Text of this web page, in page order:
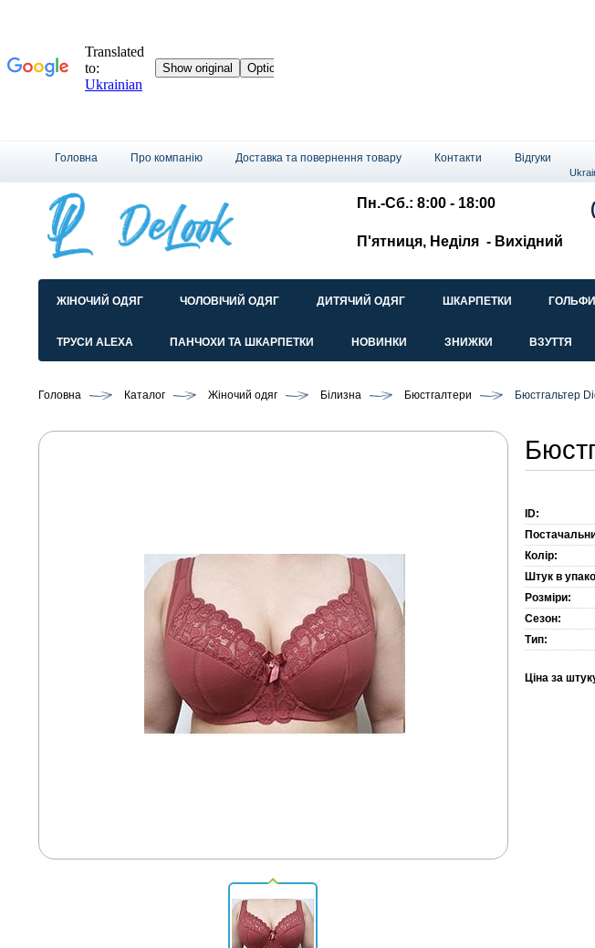
Головна Про компанію Доставка та повернення товару Контакти Відгуки
Пн.-Сб.: 8:00 - 18:00
П'ятниця, Неділя - Вихідний
ЖІНОЧИЙ ОДЯГ ЧОЛОВІЧИЙ ОДЯГ ДИТЯЧИЙ ОДЯГ ШКАРПЕТКИ ГОЛЬФИ
ТРУСИ ALEXA ПАНЧОХИ ТА ШКАРПЕТКИ НОВИНКИ ЗНИЖКИ ВЗУТТЯ
Головна Каталог Жіночий одяг Білизна Бюстгалтери Бюстгальтер
ID:
Колір:
Штук в
Розміри:
Сезон:
Тип:
Ціна за